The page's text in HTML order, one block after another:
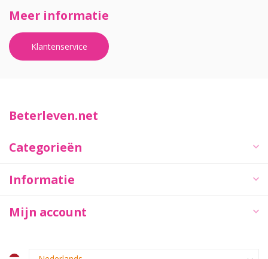
Meer informatie
Klantenservice
Beterleven.net
Categorieën
Informatie
Mijn account